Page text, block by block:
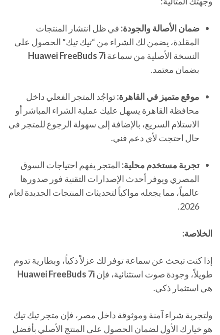
ضمان الأصالة والجودة: في ظل انتشار المنتجات
المقلدة، يضمن لك الشراء من “تيك تيك” الحصول على
النسخة الأصلية من سماعةHuawei FreeBuds 7i
بضمان معتمد.
موقع متميز في القاهرة:تواجُد المتجر الفعلي داخل
محافظة القاهرة يسهل عليك عملية الشراء المباشر أو
الاستلام السريع، بالإضافة إلى سهولة الرجوع للمتجر في
حال احتجت لأي دعم فني.
تجربة مستخدم محلية: المتجر يفهم احتياجات السوق
المصري ويوفر أحدث الإصدارات التقنية فور صدورها
عالمياً، مما يجعله مواكباً لتحديثات المنتجات الجديدة لعام
2026.
الخلاصة:
إذا كنت تبحث عن سماعة توفر لك عزلاً ذكياً، وبطارية تدوم
طويلاً، وجودة صوت استثنائية، فإنHuawei FreeBuds 7i
هي استثمار ذكي.
ولتجربة شراء آمنة وموثوقة داخل مصر، فإن متجر تيك تيك
هو خيارك الأول لضمان الحصول على المنتج الأصلي بأفضل